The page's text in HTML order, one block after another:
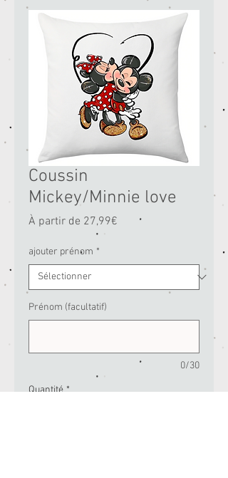
Coussin
Mickey/Minnie love
À partir de 27,99€
ajouter prénom *
Prénom (facultatif)
0/30
Quantité *